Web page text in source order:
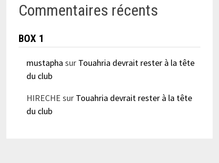
Commentaires récents
BOX 1
mustapha sur Touahria devrait rester à la tête
du club
HIRECHE sur Touahria devrait rester à la tête
du club